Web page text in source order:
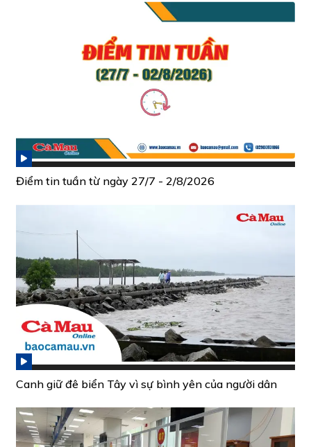
Điểm tin tuần từ ngày 27/7 - 2/8/2026
Canh giữ đê biển Tây vì sự bình yên của người dân